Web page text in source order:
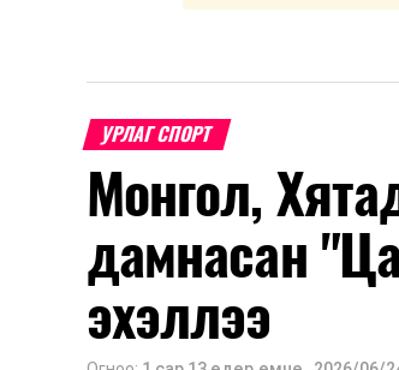
УРЛАГ СПОРТ
Монгол,
дамнасан
эхэллээ